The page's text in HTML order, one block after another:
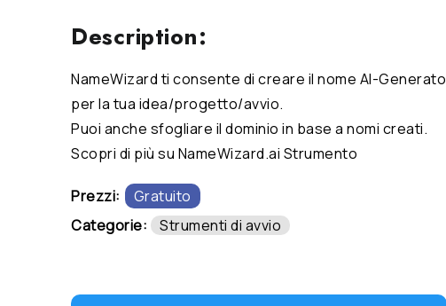
Description:
NameWizard ti consente di creare il nome AI-Generato
per la tua idea/progetto/avvio.
Puoi anche sfogliare il dominio in base a nomi creati.
Scopri di più su NameWizard.ai Strumento
Prezzi:
Gratuito
Categorie:
Strumenti di avvio